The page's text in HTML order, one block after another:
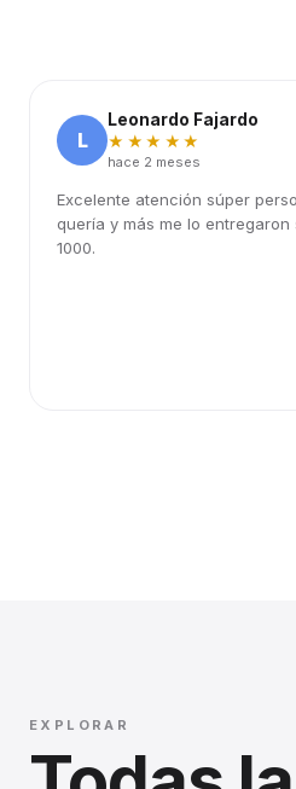
L
Leonardo Fajardo
★★★★★
hace 2 meses
Excelente atención súper
quería y más me lo
1000.
EXPLORAR